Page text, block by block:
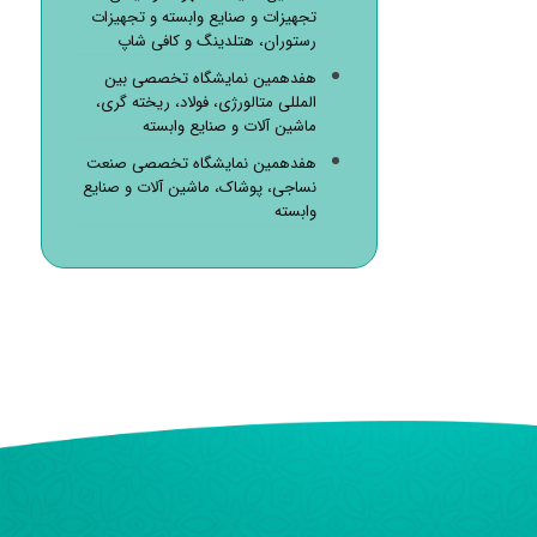
تجهیزات و صنایع وابسته و تجهیزات
رستوران، هتلدینگ و کافی شاپ
هفدهمین نمایشگاه تخصصی بین
المللی متالورژی، فولاد، ریخته گری،
ماشین آلات و صنایع وابسته
هفدهمین نمایشگاه تخصصی صنعت
نساجی، پوشاک، ماشین آلات و صنایع
وابسته